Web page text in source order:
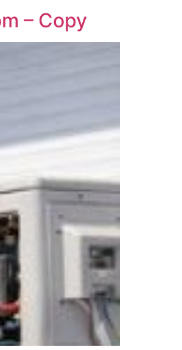
– Copy